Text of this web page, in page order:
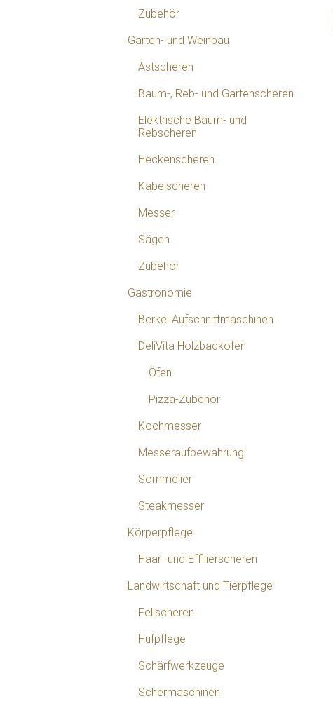
Zubehör
Garten- und Weinbau
Astscheren
Baum-, Reb- und Gartenscheren
Elektrische Baum- und
Rebscheren
Heckenscheren
Kabelscheren
Messer
Sägen
Zubehör
Gastronomie
Berkel Aufschnittmaschinen
DeliVita Holzbackofen
Öfen
Pizza-Zubehör
Kochmesser
Messeraufbewahrung
Sommelier
Steakmesser
Körperpflege
Haar- und Effilierscheren
Landwirtschaft und Tierpflege
Fellscheren
Hufpflege
Schärfwerkzeuge
Schermaschinen